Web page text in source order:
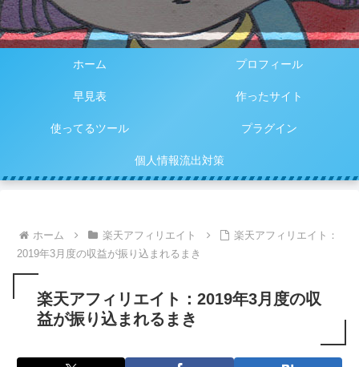
ホーム プロフィール
早見表 作ったサイト
使ってるツール プラグイン
個人情報流出対策
ホーム 楽天アフィリエイト
楽天アフィリエイト：
2019年3月度の収益が振り込まれるまき
楽天アフィリエイト：2019年3月度の収
益が振り込まれるまき